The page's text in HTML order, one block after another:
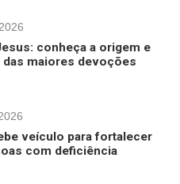
conheça a origem e
maiores devoções
veículo para fortalecer
com deficiência